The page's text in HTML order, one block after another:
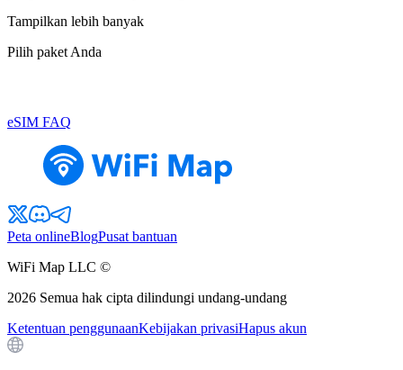
Tampilkan lebih banyak
Pilih paket Anda
eSIM FAQ
Peta onlineBlogPusat bantuan
WiFi Map LLC ©
2026 Semua hak cipta dilindungi undang-undang
Ketentuan penggunaanKebijakan privasiHapus akun